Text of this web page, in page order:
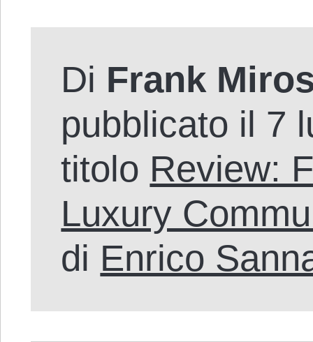
Di Frank
pubblicato il 7
titolo Review:
Luxury
di Enrico